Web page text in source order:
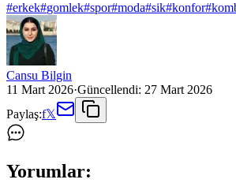
#erkek#gomlek#spor#moda#sik#konfor#
Cansu Bilgin
11 Mart 2026·Güncellendi: 27 Mart 2026
Paylaş:f𝕏
Yorumlar: